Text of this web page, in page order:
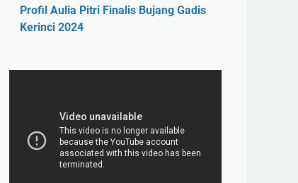
Profil Aulia Pitri Finalis Bujang Gadis
Kerinci 2024